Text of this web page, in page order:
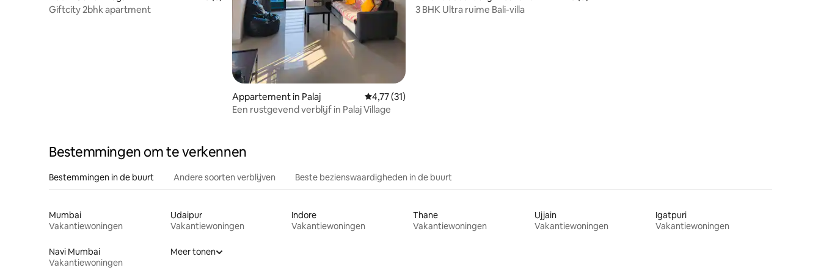
Giftcity 2bhk apartment
Appartement in Palaj Gemiddelde beoordeling van 4,77 op 5, 31 recensies
4,77 (31)
Een rustgevend verblijf in Palaj Village
3 BHK Ultra ruime Bali-villa
Bestemmingen om te verkennen
Bestemmingen in de buurt Andere soorten verblijven Beste bezienswaardigheden in de buurt
Mumbai
Vakantiewoningen
Udaipur
Vakantiewoningen
Indore
Vakantiewoningen
Thane
Vakantiewoningen
Ujjain
Vakantiewoningen
Igatpuri
Vakantiewoningen
Navi Mumbai
Vakantiewoningen
Meer tonen